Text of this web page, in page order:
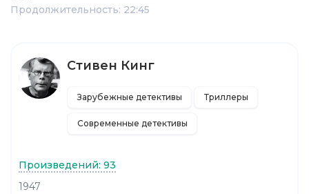
Продолжительность: 22:45
Стивен Кинг
Зарубежные детективы Триллеры
Современные детективы
Произведений: 93
1947